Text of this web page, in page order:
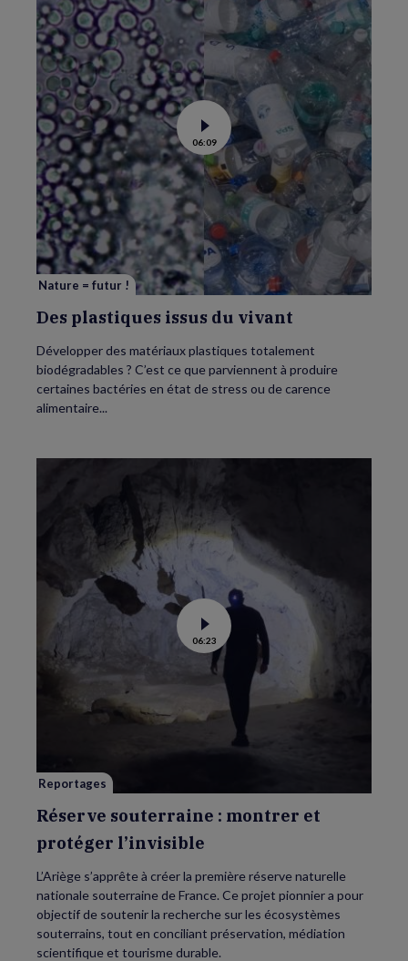
Voir
la
vidéo
de
Des
plastiques
du
vivant
06:09
Nature = futur !
Des plastiques issus du vivant
Développer des matériaux plastiques totalement
biodégradables ? C’est ce que parviennent à produire
certaines bactéries en état de stress ou de carence
alimentaire...
Voir
la
vidéo
de
Réserve
souterraine
montrer
et
protéger
06:23
Reportages
Réserve souterraine : montrer et
protéger l’invisible
L’Ariège s’apprête à créer la première réserve naturelle
nationale souterraine de France. Ce projet pionnier a pour
objectif de soutenir la recherche sur les écosystèmes
souterrains, tout en conciliant préservation, médiation
scientifique et tourisme durable.